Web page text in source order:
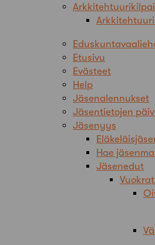
Etusivu
Evästeet
Help
Jäsenalennukset
Jäsentietojen
Jäsenyys
Hae
Jäsenedut